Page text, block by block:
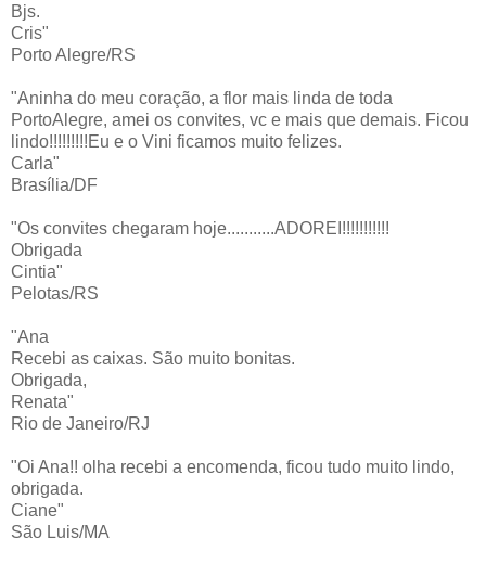
Bjs.
Cris"
Porto Alegre/RS
"Aninha do meu coração, a flor mais linda de toda
PortoAlegre, amei os convites, vc e mais que demais. Ficou
lindo!!!!!!!!!Eu e o Vini ficamos muito felizes.
Carla"
Brasília/DF
"Os convites chegaram hoje...........ADOREI!!!!!!!!!!!
Obrigada
Cintia"
Pelotas/RS
"Ana
Recebi as caixas. São muito bonitas.
Obrigada,
Renata"
Rio de Janeiro/RJ
"Oi Ana!! olha recebi a encomenda, ficou tudo muito lindo,
obrigada.
Ciane"
São Luis/MA